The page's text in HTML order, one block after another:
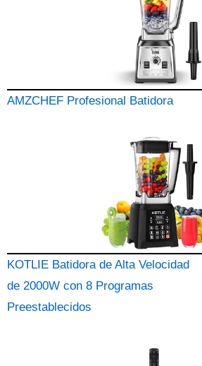
AMZCHEF Profesional Batidora
KOTLIE Batidora de Alta Velocidad
de 2000W con 8 Programas
Preestablecidos